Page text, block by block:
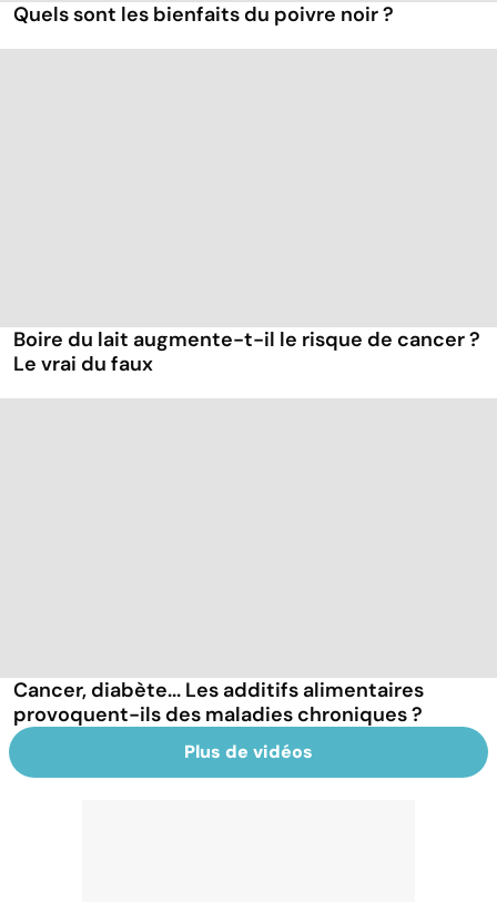
Quels sont les bienfaits du poivre noir ?
Boire du lait augmente-t-il le risque de cancer ?
Le vrai du faux
Cancer, diabète... Les additifs alimentaires
provoquent-ils des maladies chroniques ?
Plus de vidéos